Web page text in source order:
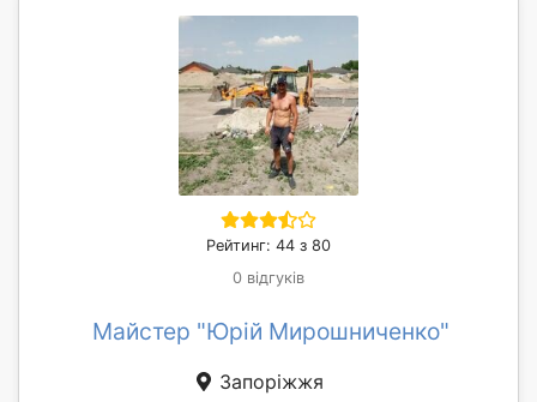
Рейтинг: 44 з 80
0 відгуків
Майстер "Юрій Мирошниченко"
Запоріжжя